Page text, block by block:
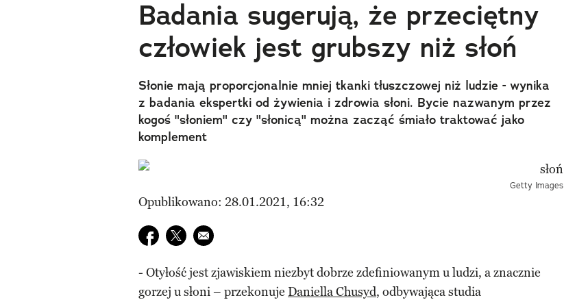
Badania sugerują, że przeciętny
człowiek jest grubszy niż słoń
Słonie mają proporcjonalnie mniej tkanki tłuszczowej niż ludzie - wynika
z badania ekspertki od żywienia i zdrowia słoni. Bycie nazwanym przez
kogoś "słoniem" czy "słonicą" można zacząć śmiało traktować jako
komplement
Getty Images
Opublikowano: 28.01.2021, 16:32
Udostępnij na facebook
Udostępnij na twitter
E-mail do przyjaciela
- Otyłość jest zjawiskiem niezbyt dobrze zdefiniowanym u ludzi, a znacznie
gorzej u słoni – przekonuje Daniella Chusyd, odbywająca studia